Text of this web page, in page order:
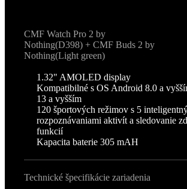
CMF Watch Pro 2 by
Nothing(D398) + CMF Buds 2 by
Nothing(Light green)
1.32" AMOLED display
Kompatibilné s OS Android 8.0 a
13 a vyšším
120 športových režimov s 5
rozpoznávaniami aktivít a sledovanie
funkcií
Kapacita baterie 305 mAH
Technické špecifikácie zariadenia